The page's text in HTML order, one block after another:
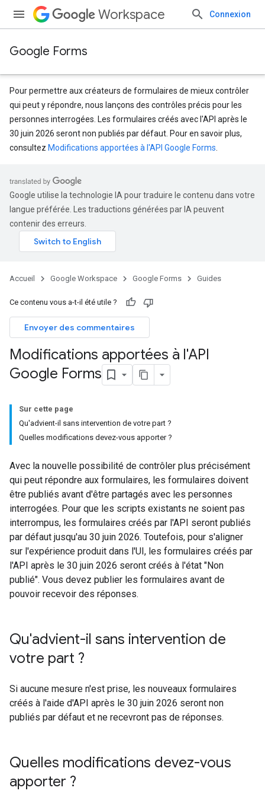
Workspace Connexion
Google Forms
Pour permettre aux créateurs de formulaires de mieux contrôler
qui peut y répondre, nous lançons des contrôles précis pour les
personnes interrogées. Les formulaires créés avec l'API après le
30 juin 2026 seront non publiés par défaut. Pour en savoir plus,
consultez Modifications apportées à l'API Google Forms
Google utilise la technologie IA pour traduire le contenu dans votre
langue préférée. Les traductions générées par IA peuvent
contenir des erreurs.
Accueil Google Workspace Google Forms Guides
Ce contenu vous a-t-il été utile ?
Envoyer des commentaires
Modifications apportées à l'API
Google Forms
Sur cette page
Qu'advient-il sans intervention de votre part ?
Quelles modifications devez-vous apporter ?
Avec la nouvelle possibilité de contrôler plus précisément
qui peut répondre aux formulaires, les formulaires doivent
être publiés avant d'être partagés avec les personnes
interrogées. Pour que les scripts existants ne soient pas
interrompus, les formulaires créés par l'API seront publiés
par défaut jusqu'au 30 juin 2026. Toutefois, pour s'aligner
sur l'expérience produit dans l'UI, les formulaires créés par
l'API après le 30 juin 2026 seront créés à l'état "Non
publié". Vous devez publier les formulaires avant de
pouvoir recevoir des réponses.
Qu'advient-il sans intervention de
votre part ?
Si aucune mesure n'est prise, les nouveaux formulaires
créés à l'aide d'API après le 30 juin 2026 seront non
publiés par défaut et ne recevront pas de réponses.
Quelles modifications devez-vous
apporter ?